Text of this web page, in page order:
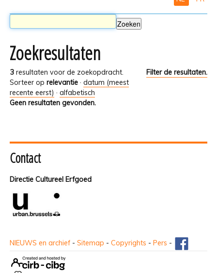
Zoekresultaten
3 resultaten voor de zoekopdracht.
Filter de resultaten.
Sorteer op relevantie · datum (meest
recente eerst) · alfabetisch
Geen resultaten gevonden.
Contact
Directie Cultureel Erfgoed
NIEUWS en archief - Sitemap - Copyrights - Pers -